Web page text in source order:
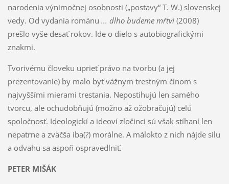
narodenia výnimočnej osobnosti („postavy“ T. W.) slovenskej
vedy. Od vydania románu ... dlho budeme mŕtvi (2008)
prešlo vyše desať rokov. Ide o dielo s autobiografickými
znakmi.
Tvorivému človeku uprieť právo na tvorbu (a jej
prezentovanie) by malo byť vážnym trestným činom s
najvyššími mierami trestania. Nepostihujú len samého
tvorcu, ale ochudobňujú (možno až ožobračujú) celú
spoločnosť. Ideologickí a ideoví zločinci sú však stíhaní len
nepatrne a zväčša iba(?) morálne. A málokto z nich nájde silu
a odvahu sa aspoň ospravedlniť.
PETER MIŠÁK